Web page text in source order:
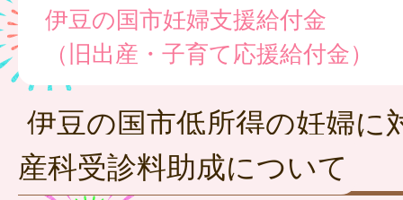
伊豆の国市妊婦支援給付金
（旧出産・子育て応援給付金）
伊豆の国市低所得の妊婦に
産科受診料助成について